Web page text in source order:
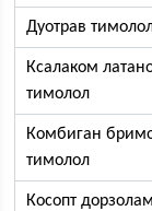
Дуотрав
Ксалаком
тимолол
Комбиган
тимолол
Косопт